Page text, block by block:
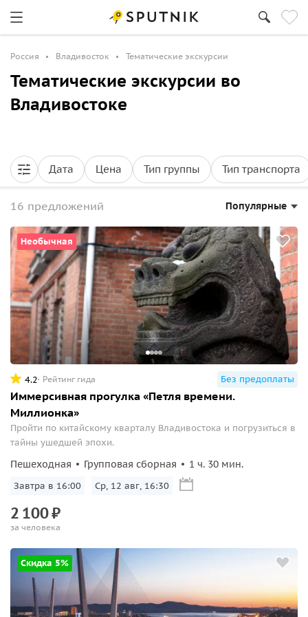
Россия Владивосток Тематические экскурсии
Тематические экскурсии во
Владивостоке
Дата Цена Тип группы Тип транспорта
16 предложений Популярные
Необычная
4.2 Рейтинг гида Без предоплаты
Иммерсивная прогулка «Петля времени.
Миллионка»
Пройти по китайскому кварталу Владивостока и погрузиться в
тайны ушедшей эпохи.
Пешеходная Групповая сборная 1 ч. 30 мин.
Завтра в 16:00 Ср, 12 авг, 16:30
2 100₽
за человека
Скидка 5%